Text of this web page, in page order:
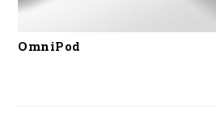
OmniPod